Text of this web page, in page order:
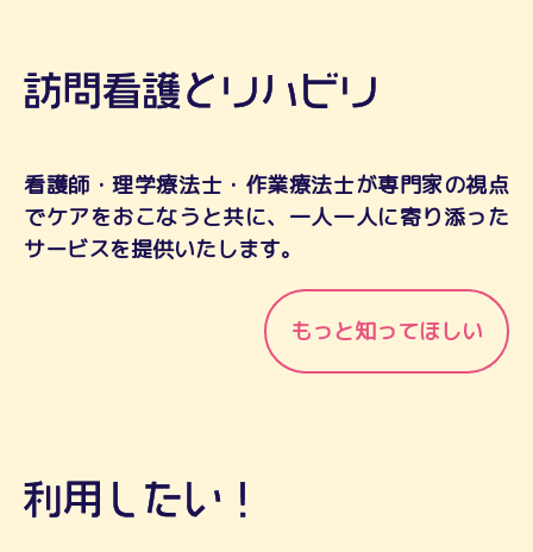
看護師・理学療法士・作業療法士が専門家の視点
でケアをおこなうと共に、一人一人に寄り添った
サービスを提供いたします。
もっと知ってほしい